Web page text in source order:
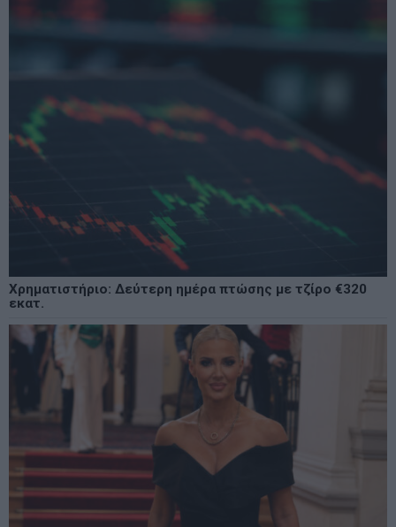
Χρηματιστήριο: Δεύτερη ημέρα πτώσης με τζίρο €320
εκατ.